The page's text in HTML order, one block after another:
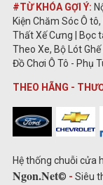
#TỪ KHÓA GỢI Ý:
Kiện Chăm Sóc Ô
Thất Xế Cưng | Bọc
Theo Xe, Bộ Lót
Đồ Chơi Ô Tô - Phụ
THEO HÃNG -
Hệ thống chuỗi cửa
Ngon.Net© - Siêu